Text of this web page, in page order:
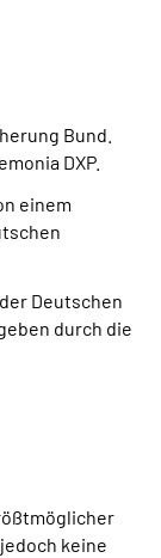
Bund.
DXP.
einem
Deutschen
durch die
keine